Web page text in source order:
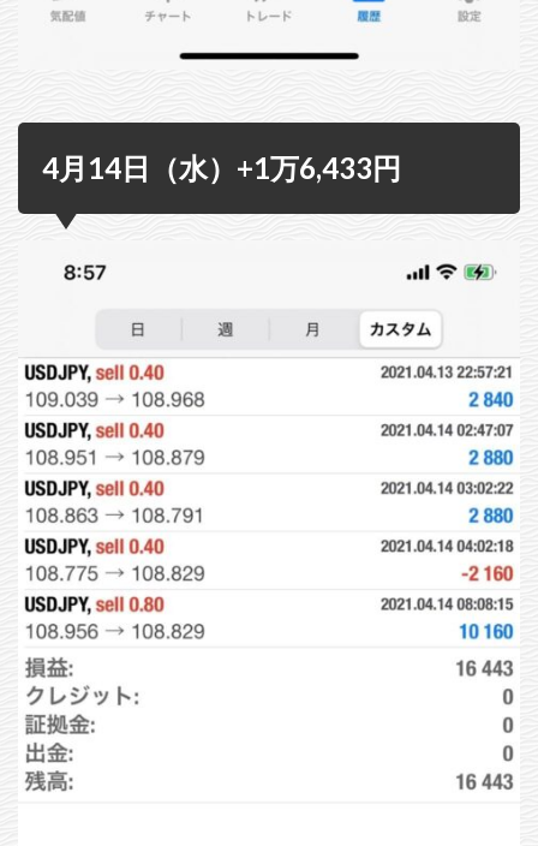
4月14日（水）+1万6,433円